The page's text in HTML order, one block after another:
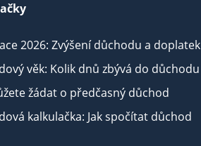
2026: Zvýšení důchodu a doplatek
věk: Kolik dnů zbývá do důchodu
žádat o předčasný důchod
kalkulačka: Jak spočítat důchod